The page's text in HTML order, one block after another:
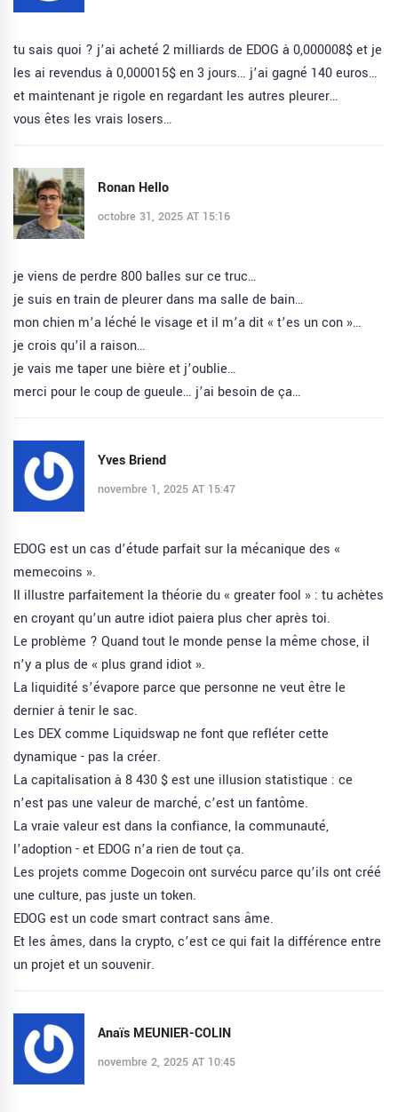
tu sais quoi ? j’ai acheté 2 milliards de EDOG à 0,000008$ et je
les ai revendus à 0,000015$ en 3 jours… j’ai gagné 140 euros…
et maintenant je rigole en regardant les autres pleurer…
vous êtes les vrais losers…
Ronan Hello
octobre 31, 2025 AT 15:16
je viens de perdre 800 balles sur ce truc…
je suis en train de pleurer dans ma salle de bain…
mon chien m’a léché le visage et il m’a dit « t’es un con »…
je crois qu’il a raison…
je vais me taper une bière et j’oublie…
merci pour le coup de gueule… j’ai besoin de ça…
Yves Briend
novembre 1, 2025 AT 15:47
EDOG est un cas d’étude parfait sur la mécanique des «
memecoins ».
Il illustre parfaitement la théorie du « greater fool » : tu achètes
en croyant qu’un autre idiot paiera plus cher après toi.
Le problème ? Quand tout le monde pense la même chose, il
n’y a plus de « plus grand idiot ».
La liquidité s’évapore parce que personne ne veut être le
dernier à tenir le sac.
Les DEX comme Liquidswap ne font que refléter cette
dynamique - pas la créer.
La capitalisation à 8 430 $ est une illusion statistique : ce
n’est pas une valeur de marché, c’est un fantôme.
La vraie valeur est dans la confiance, la communauté,
l’adoption - et EDOG n’a rien de tout ça.
Les projets comme Dogecoin ont survécu parce qu’ils ont créé
une culture, pas juste un token.
EDOG est un code smart contract sans âme.
Et les âmes, dans la crypto, c’est ce qui fait la différence entre
un projet et un souvenir.
Anaïs MEUNIER-COLIN
novembre 2, 2025 AT 10:45